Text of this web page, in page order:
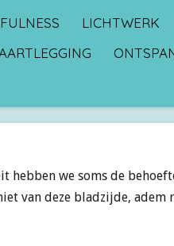
LICHTWERK
we soms de
van deze bladzijde, adem